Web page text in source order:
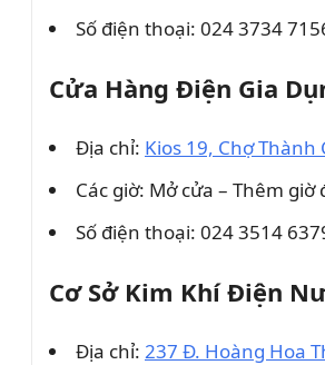
Số điện thoại: 024 3734
Cửa Hàng Điện Gia
Địa chỉ: Kios 19, Chợ
Các giờ: Mở cửa – Thêm giờ
Số điện thoại: 024 3514
Cơ Sở Kim Khí Điện
Địa chỉ: 237 Đ. Hoàng Hoa